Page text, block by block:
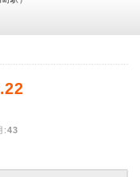
:43